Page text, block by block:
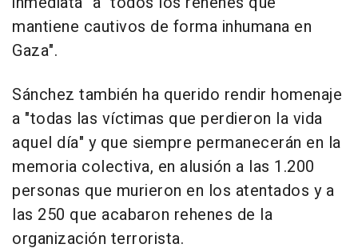
mantiene cautivos de forma inhumana en
Gaza".
Sánchez también ha querido rendir homenaje
a "todas las víctimas que perdieron la vida
aquel día" y que siempre permanecerán en la
memoria colectiva, en alusión a las 1.200
personas que murieron en los atentados y a
las 250 que acabaron rehenes de la
organización terrorista.